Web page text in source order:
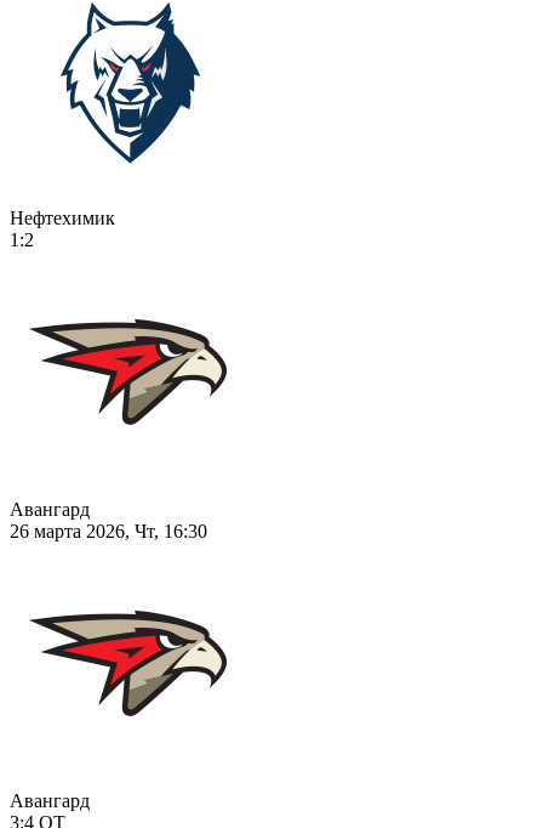
Нефтехимик
1:2
Авангард
26 марта 2026, Чт, 16:30
Авангард
3:4 ОТ